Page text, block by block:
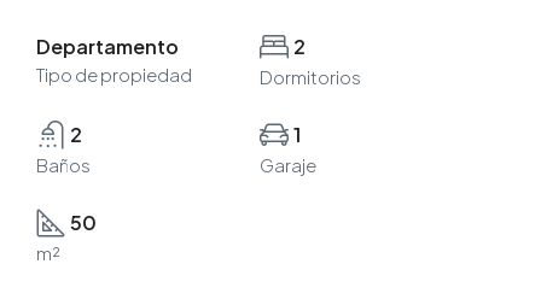
Departamento
Tipo de propiedad
2
Dormitorios
2
Baños
1
Garaje
50
m²